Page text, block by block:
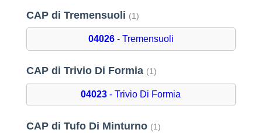
CAP di Tremensuoli (1)
04026- Tremensuoli
CAP di Trivio Di Formia (1)
04023 - Trivio Di Formia
CAP di Tufo Di Minturno (1)